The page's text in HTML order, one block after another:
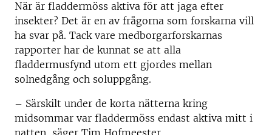
När är fladdermöss aktiva för att jaga efter
insekter? Det är en av frågorna som forskarna vill
ha svar på. Tack vare medborgarforskarnas
rapporter har de kunnat se att alla
fladdermusfynd utom ett gjordes mellan
solnedgång och soluppgång.
– Särskilt under de korta nätterna kring
midsommar var fladdermöss endast aktiva mitt i